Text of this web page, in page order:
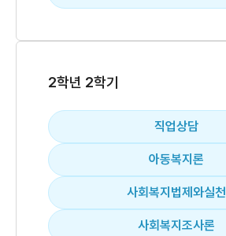
2학년 2학기
직업상담
아동복지론
사회복지법제와실천
사회복지조사론